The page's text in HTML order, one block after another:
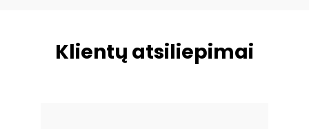
Klientų atsiliepimai